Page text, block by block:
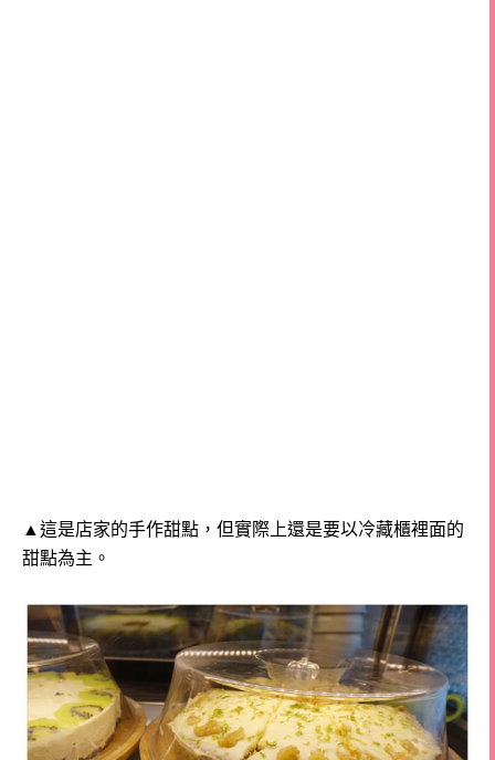
▲這是店家的手作甜點，但實際上還是要以冷藏櫃裡面的
甜點為主。